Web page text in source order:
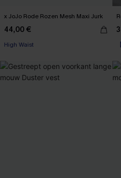
x JoJo Rode Rozen Mesh Maxi Jurk
44,00 €
【AG18】2 met 10% korting
【AG18】2 met 10% korting